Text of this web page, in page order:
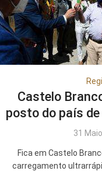
Castelo
posto do país
31
Fica em Castelo
carregamento